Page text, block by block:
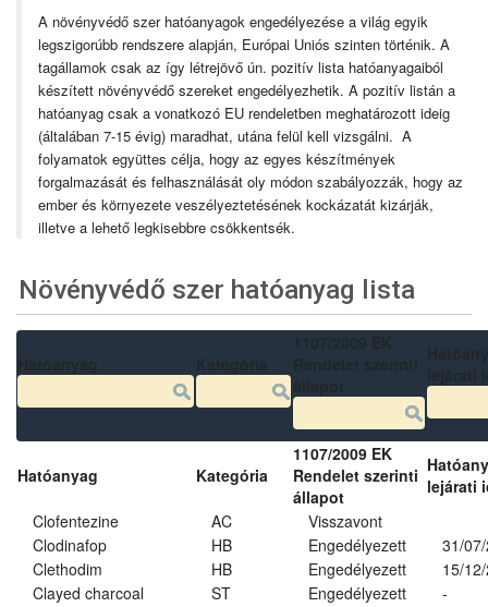
A növényvédő szer hatóanyagok engedélyezése a világ egyik
legszigorúbb rendszere alapján, Európai Uniós szinten történik. A
tagállamok csak az így létrejövő ún. pozitív lista hatóanyagaiból
készített növényvédő szereket engedélyezhetik. A pozitív listán a
hatóanyag csak a vonatkozó EU rendeletben meghatározott ideig
(általában 7-15 évig) maradhat, utána felül kell vizsgálni. A
folyamatok együttes célja, hogy az egyes készítmények
forgalmazását és felhasználását oly módon szabályozzák, hogy az
ember és környezete veszélyeztetésének kockázatát kizárják,
illetve a lehető legkisebbre csökkentsék.
Növényvédő szer hatóanyag lista
Hatóanyag Kategória
1107/2009 EK
Rendelet szerinti
állapot
lejárati
Clofentezine
AC
Visszavont
Clodinafop
HB Engedélyezett
31/
Clethodim
HB Engedélyezett
15/
Clayed charcoal
ST Engedélyezett
-